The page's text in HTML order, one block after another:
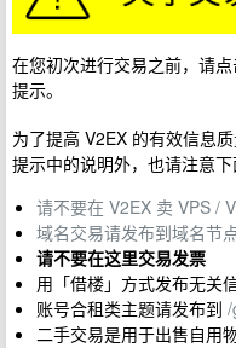
在您初次进行交易之前，请
提示。
为了提高 V2EX 的有效信息
提示中的说明外，也请注意下
请不要在 V2EX 卖 VPS /
域名交易请发布到域名节
请不要在这里交易发票
用「借楼」方式发布无关
账号合租类主题请发布到
二手交易是用于出售自用